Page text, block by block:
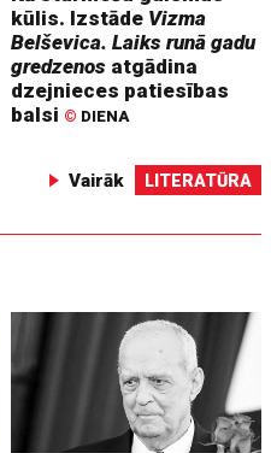
kūlis. Izstāde Vizma
Belševica. Laiks runā gadu
gredzenos atgādina
dzejnieces patiesības
balsi © DIENA
Vairāk LITERATŪRA